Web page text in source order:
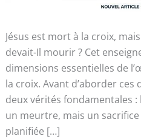
Jésus est mort à la croix,
devait-Il mourir ? Cet
dimensions essentielles de
la croix. Avant d’aborder
deux vérités fondamentales :
un meurtre, mais un
planifiée […]